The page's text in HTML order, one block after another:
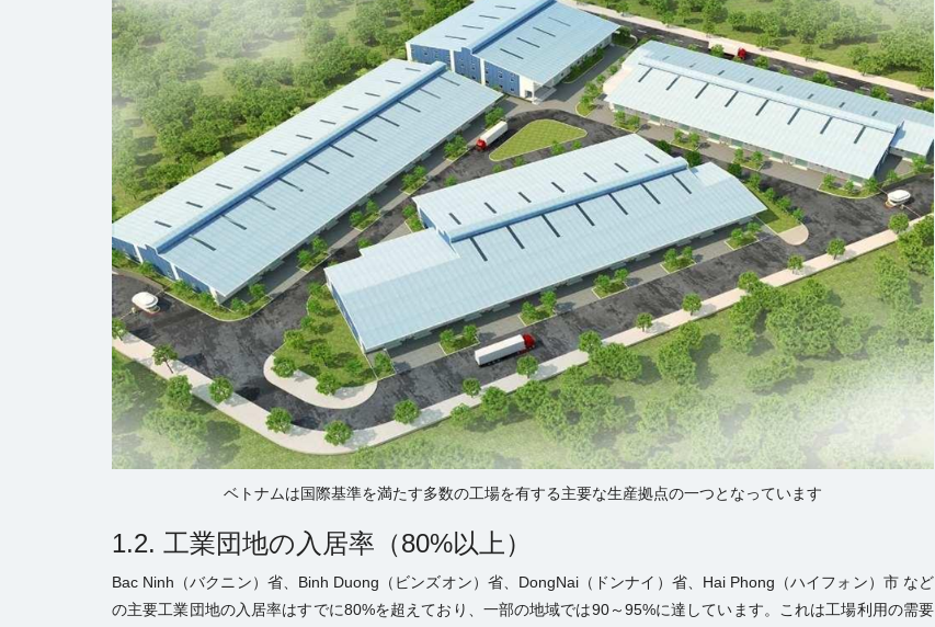
ベトナムは国際基準を満たす多数の工場を有する主要な生産拠点の一つとなっています
1.2. 工業団地の入居率（80%以上）
Bac Ninh（バクニン）省、Binh Duong（ビンズオン）省、DongNai（ドンナイ）省、Hai Phong（ハイフォン）市 など
の主要工業団地の入居率はすでに80%を超えており、一部の地域では90～95%に達しています。これは工場利用の需要